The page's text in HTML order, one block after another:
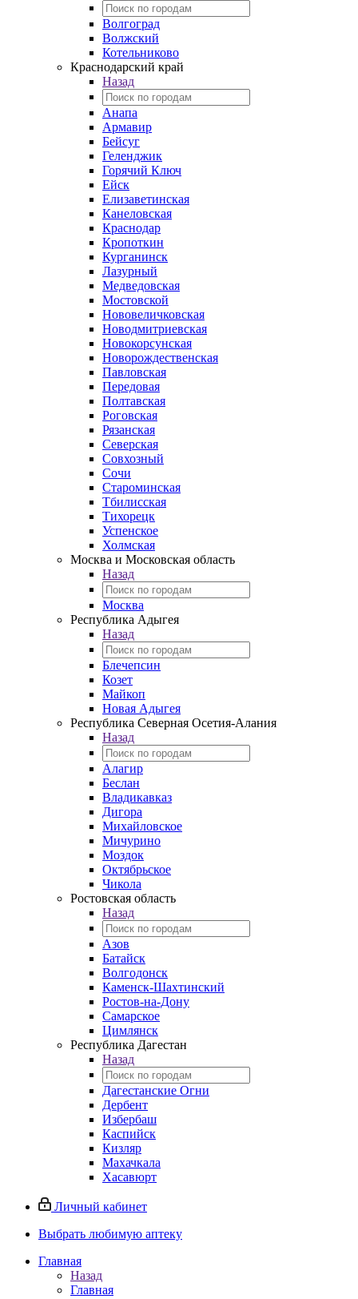
Волгоград
Волжский
Котельниково
Краснодарский край
Назад
Анапа
Армавир
Бейсуг
Геленджик
Горячий Ключ
Ейск
Елизаветинская
Канеловская
Краснодар
Кропоткин
Курганинск
Лазурный
Медведовская
Мостовской
Нововеличковская
Новодмитриевская
Новокорсунская
Новорождественская
Павловская
Передовая
Полтавская
Роговская
Рязанская
Северская
Совхозный
Сочи
Староминская
Тбилисская
Тихорецк
Успенское
Холмская
Москва и Московская область
Назад
Москва
Республика Адыгея
Назад
Блечепсин
Козет
Майкоп
Новая Адыгея
Республика Северная Осетия-Алания
Назад
Алагир
Беслан
Владикавказ
Дигора
Михайловское
Мичурино
Моздок
Октябрьское
Чикола
Ростовская область
Назад
Азов
Батайск
Волгодонск
Каменск-Шахтинский
Ростов-на-Дону
Самарское
Цимлянск
Республика Дагестан
Назад
Дагестанские Огни
Дербент
Избербаш
Каспийск
Кизляр
Махачкала
Хасавюрт
Личный кабинет
Выбрать любимую аптеку
Главная
Назад
Главная